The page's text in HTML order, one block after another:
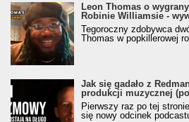
Leon Thomas o
Robinie Williamsie -
Tegoroczny zdobywca
Thomas w popkillerowej
Jak się gadało z
produkcji muzycznej
Pierwszy raz po tej
się nowy odcinek